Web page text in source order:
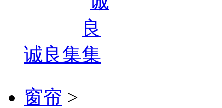
诚良集
窗帘 >